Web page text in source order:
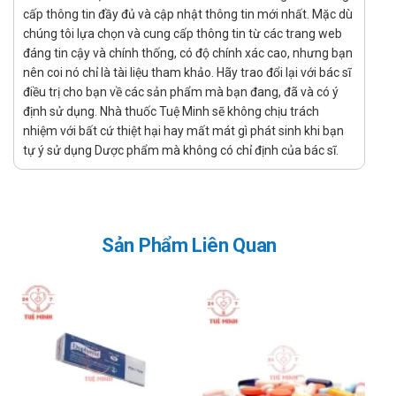
Bệnh ung thư da tái phát hoặc di căn dùng 800mg mỗi
ngày.
Chống chỉ định
Người quá mẫn với bất cứ thành phần nào có trong sản
phẩm.
Tác dụng phụ của sản phẩm
Tác dụng phụ có thể sảy ra khi sử dụngUmkanib 400:
Phản ứng dị ứng – Các triệu chứng như phát ban, ngứa,
sưng tấy, hoặc khó thở có thể xảy ra ở một số bệnh
nhân.
Tăng cân hoặc phù nề – Có thể xuất hiện hiện tượng
sưng phù ở tay, chân hoặc mặt.
cấp thông tin đầy đủ và cập nhật thông tin mới nhất. Mặc dù
chúng tôi lựa chọn và cung cấp thông tin từ các trang web
đáng tin cậy và chính thống, có độ chính xác cao, nhưng bạn
nên coi nó chỉ là tài liệu tham khảo. Hãy trao đổi lại với bác sĩ
điều trị cho bạn về các sản phẩm mà bạn đang, đã và có ý
định sử dụng. Nhà thuốc Tuệ Minh sẽ không chịu trách
nhiệm với bất cứ thiệt hại hay mất mát gì phát sinh khi bạn
tự ý sử dụng Dược phẩm mà không có chỉ định của bác sĩ.
Sản Phẩm Liên Quan